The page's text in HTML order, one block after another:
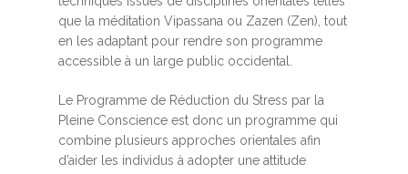
que la méditation Vipassana ou Zazen (Zen), tout
en les adaptant pour rendre son programme
accessible à un large public occidental.
Le Programme de Réduction du Stress par la
Pleine Conscience est donc un programme qui
combine plusieurs approches orientales afin
d’aider les individus à adopter une attitude